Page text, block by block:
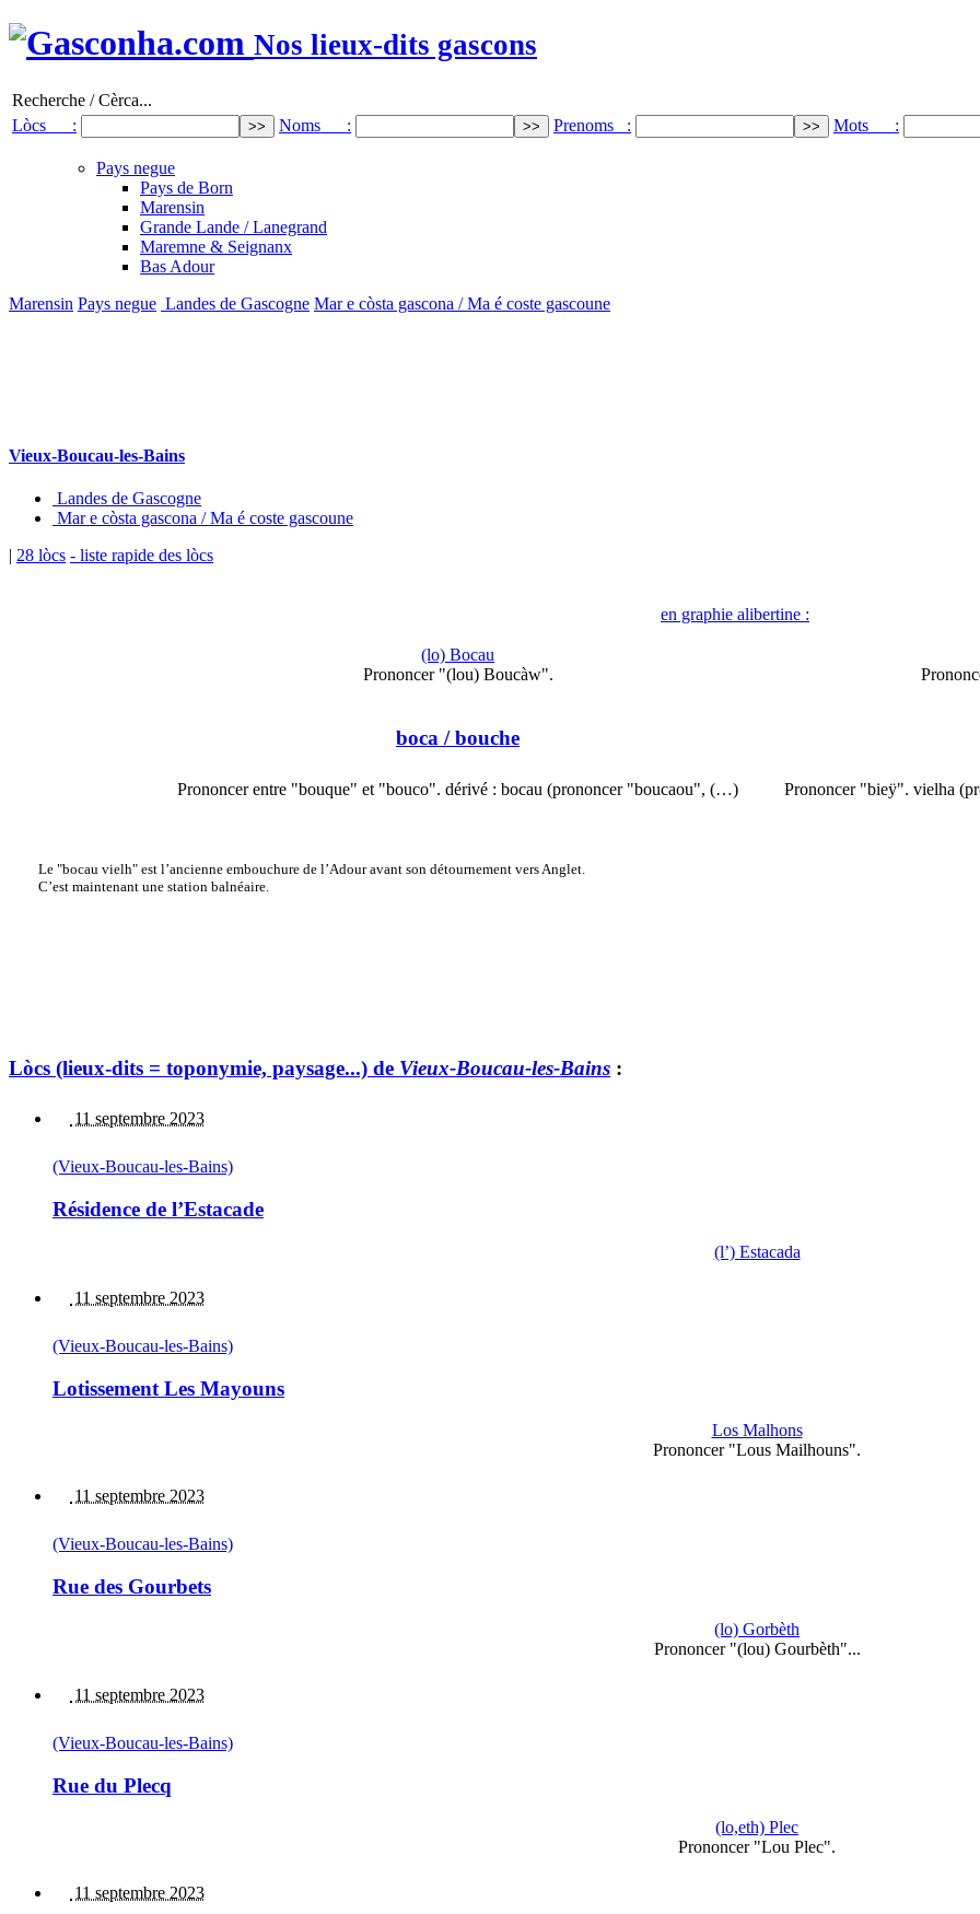
Nos lieux-dits gascons
Recherche / Cèrca...
Lòcs :
Noms : Prenoms : Mots :
Pays negue
Pays de Born
Marensin
Grande Lande / Lanegrand
Maremne & Seignanx
Bas Adour
Marensin Pays negue Landes de Gascogne Mar e còsta gascona / Ma é coste gascoune
Vieux-Boucau-les-Bains
Landes de Gascogne
Mar e còsta gascona / Ma é coste gascoune
| 28 lòcs - liste rapide des lòcs
en graphie alibertine :
(lo) Bocau
Prononcer "(lou) Boucàw".
boca / bouche
Prononcer entre "bouque" et "bouco". dérivé : bocau (prononcer "boucaou", (…) Prononcer "bieÿ". vielha
Le "bocau vielh" est l’ancienne embouchure de l’Adour avant son détournement vers Anglet.
C’est maintenant une station balnéaire.
Lòcs (lieux-dits = toponymie, paysage...) de Vieux-Boucau-les-Bains :
11 septembre 2023
(Vieux-Boucau-les-Bains)
Résidence de l’Estacade
(l’) Estacada
11 septembre 2023
(Vieux-Boucau-les-Bains)
Lotissement Les Mayouns
Los Malhons
Prononcer "Lous Mailhouns".
11 septembre 2023
(Vieux-Boucau-les-Bains)
Rue des Gourbets
(lo) Gorbèth
Prononcer "(lou) Gourbèth"...
11 septembre 2023
(Vieux-Boucau-les-Bains)
Rue du Plecq
(lo,eth) Plec
Prononcer "Lou Plec".
11 septembre 2023